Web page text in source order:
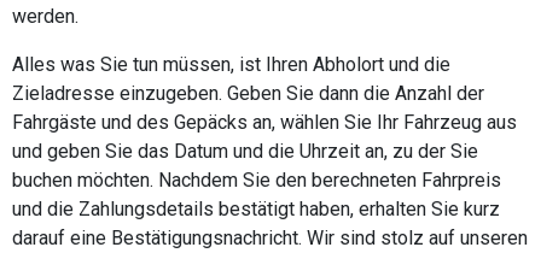
werden.
Alles was Sie tun müssen, ist Ihren Abholort und die
Zieladresse einzugeben. Geben Sie dann die Anzahl der
Fahrgäste und des Gepäcks an, wählen Sie Ihr Fahrzeug aus
und geben Sie das Datum und die Uhrzeit an, zu der Sie
buchen möchten. Nachdem Sie den berechneten Fahrpreis
und die Zahlungsdetails bestätigt haben, erhalten Sie kurz
darauf eine Bestätigungsnachricht. Wir sind stolz auf unseren